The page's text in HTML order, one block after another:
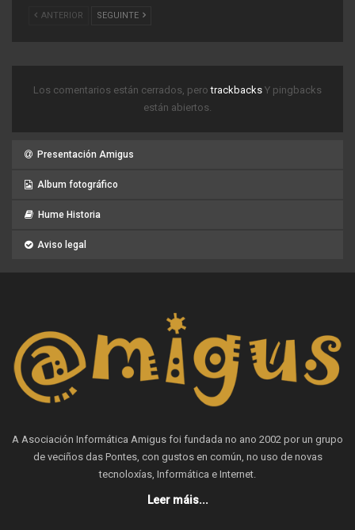
ANTERIOR SEGUINTE
Los comentarios están cerrados, perotrackbacks Y pingbacks
están abiertos.
Presentación Amigus
Album fotográfico
Hume Historia
Aviso legal
A Asociación Informática Amigus foi fundada no ano 2002 por un grupo
de veciños das Pontes, con gustos en común, no uso de novas
tecnoloxías, Informática e Internet.
Leer máis...